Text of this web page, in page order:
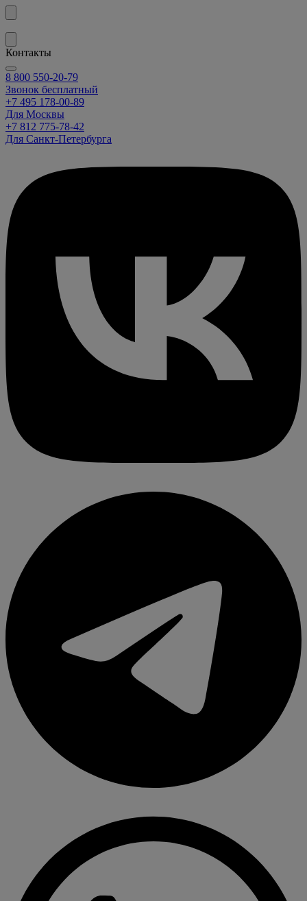
Контакты
8 800 550-20-79
Звонок бесплатный
+7 495 178-00-89
Для Москвы
+7 812 775-78-42
Для Санкт-Петербурга